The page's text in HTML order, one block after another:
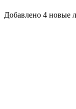
Добавлено 4 новые